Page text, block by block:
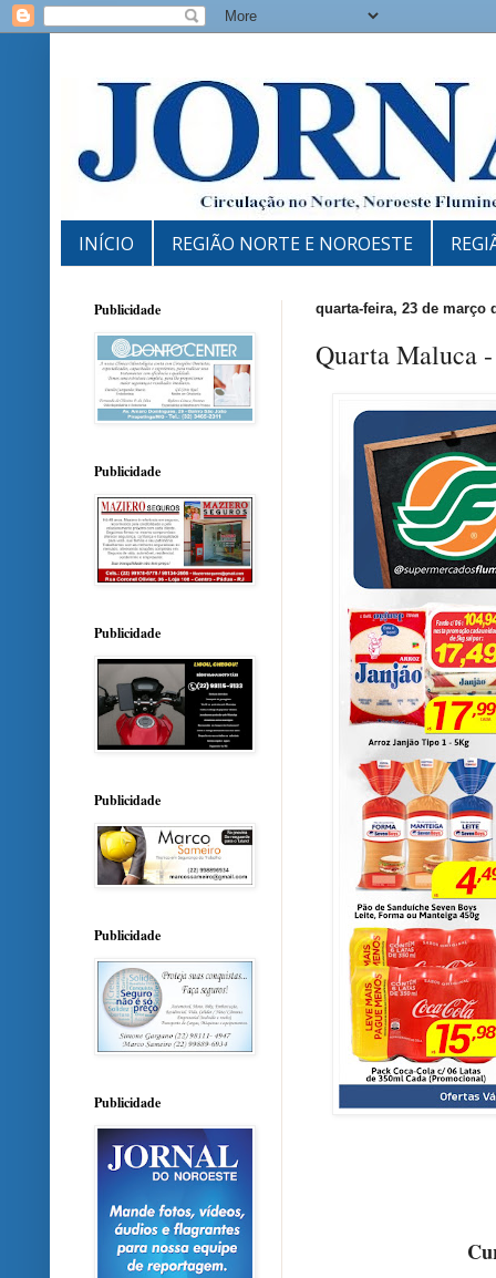
INÍCIO REGIÃO NORTE E NOROESTE
quarta-feira, 23 de março
Quarta Maluca
Publicidade
Publicidade
Publicidade
Publicidade
Publicidade
Publicidade